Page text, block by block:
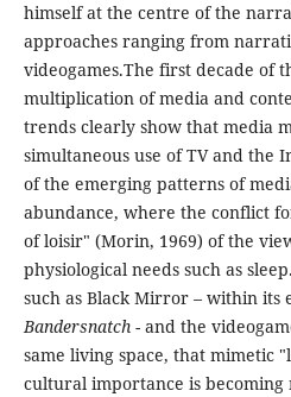
himself at the centre of the
approaches ranging from
videogames.The first decade of
multiplication of media and
trends clearly show that media
simultaneous use of TV and the
of the emerging patterns of
abundance, where the conflict
of loisir" (Morin, 1969) of the
physiological needs such as
such as Black Mirror – within its
Bandersnatch- and the
same living space, that mimetic
cultural importance is